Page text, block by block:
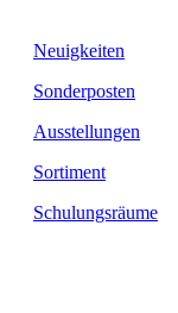
Neuigkeiten
Sonderposten
Ausstellungen
Sortiment
Schulungsräume